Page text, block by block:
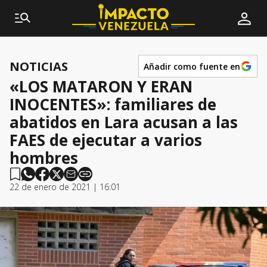
NOTICIAS Añadir como fuente en
«LOS MATARON Y ERAN
INOCENTES»: familiares de
abatidos en Lara acusan a las
FAES de ejecutar a varios
hombres
22 de enero de 2021 | 16:01